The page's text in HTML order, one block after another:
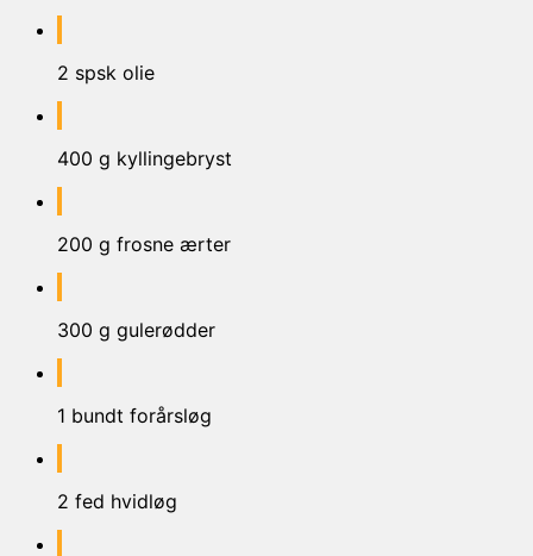
2 spsk olie
400 g kyllingebryst
200 g frosne ærter
300 g gulerødder
1 bundt forårsløg
2 fed hvidløg